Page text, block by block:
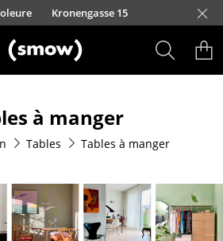
au contenu
Kronengasse 15
& salle à manger
à manger
Tables Tables à manger